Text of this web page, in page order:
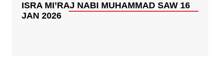
ISRA MI’RAJ NABI MUHAMMAD SAW 16
JAN 2026